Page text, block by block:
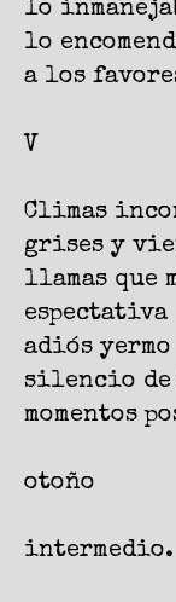
lo
lo
a los
V
Climas
grises y
llamas que
espectativa
adiós yermo
silencio de
momentos
otoño
intermedio.